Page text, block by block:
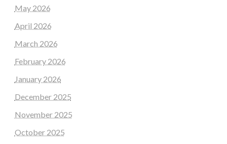
May 2026
April 2026
March 2026
February 2026
January 2026
December 2025
November 2025
October 2025